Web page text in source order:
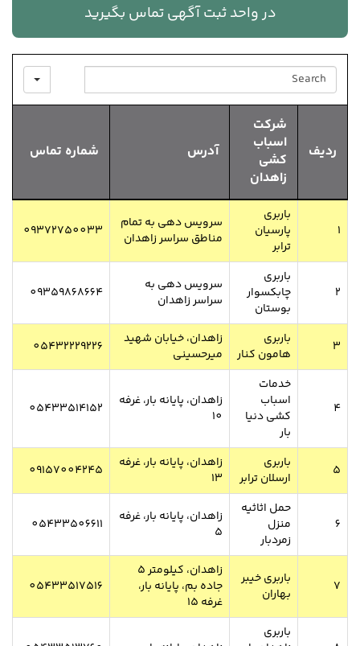
در واحد ثبت آگهی تماس بگیرید
SEARCH
ردیف
شرکت
اسباب
کشی
زاهدان
آدرس شماره تماس
1
باربری
پارسیان
ترابر
سرویس دهی به تمام
مناطق سراسر زاهدان
09372750033
2
باربری
چابکسوار
بوستان
سرویس دهی به
سراسر زاهدان
09359868664
3
باربری
هامون کنار
زاهدان، خیابان شهید
میرحسینی
05432229226
4
خدمات
اسباب
کشی دنیا
بار
زاهدان، پایانه بار، غرفه
10
05433514152
5
باربری
ارسلان ترابر
زاهدان، پایانه بار، غرفه
13
09157004245
6
حمل اثاثیه
منزل
زمردبار
زاهدان، پایانه بار، غرفه
5
05433506611
7
باربری خیبر
بهاران
زاهدان، کیلومتر 5
جاده بم، پایانه بار،
غرفه 15
05433517516
باربری